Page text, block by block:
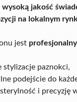
wysoką jakość
na lokalnym
jest
stylizacje paznokci,
podejście do
i precyzję